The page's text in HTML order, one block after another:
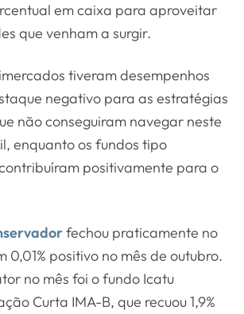
em caixa para aproveitar
que venham a surgir.
tiveram desempenhos
negativo para as estratégias
não conseguiram navegar neste
enquanto os fundos tipo
positivamente para o
fechou praticamente no
0,01% positivo no mês de outubro.
no mês foi o fundo Icatu
Curta IMA-B, que recuou 1,9%